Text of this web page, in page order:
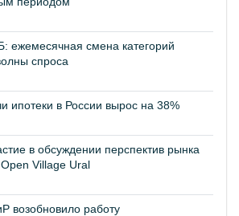
ежемесячная смена категорий
спроса
ипотеки в России вырос на 38%
в обсуждении перспектив рынка
Village Ural
возобновило работу